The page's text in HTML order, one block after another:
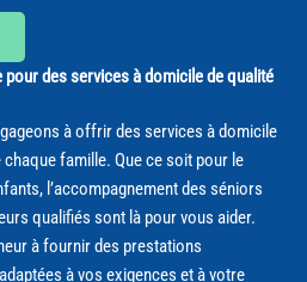
des services à domicile de qualité
à offrir des services à domicile
famille. Que ce soit pour le
l’accompagnement des séniors
qualifiés sont là pour vous aider.
à fournir des prestations
à vos exigences et à votre